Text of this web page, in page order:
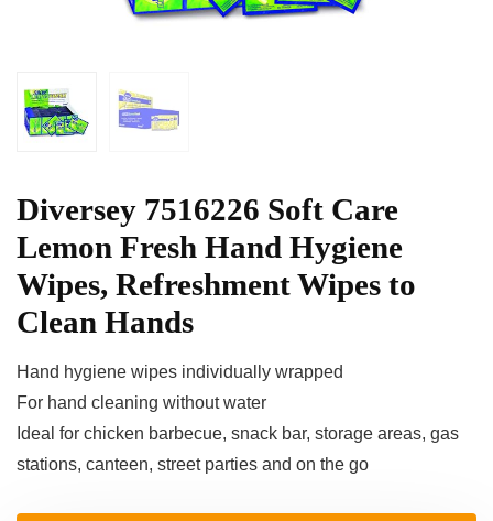
Diversey 7516226 Soft Care
Lemon Fresh Hand Hygiene
Wipes, Refreshment Wipes to
Clean Hands
Hand hygiene wipes individually wrapped
For hand cleaning without water
Ideal for chicken barbecue, snack bar, storage areas, gas
stations, canteen, street parties and on the go